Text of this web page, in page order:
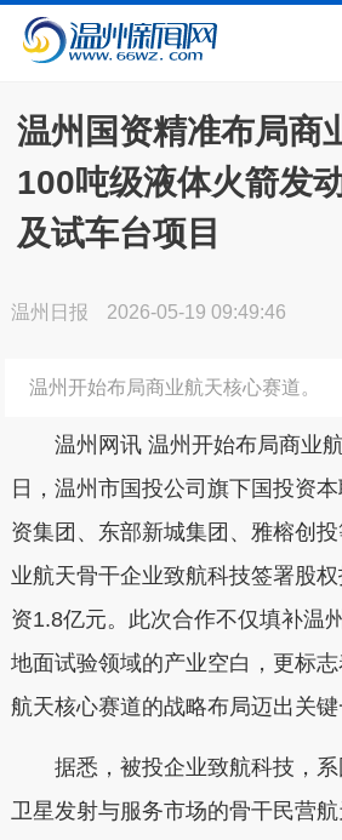
温州国资精准布局商
100吨级液体火箭发
及试车台项目
温州日报 2026-05-19 09:49:46
温州开始布局商业航天核心赛道。
温州网讯 温州开始布局商业航
日，温州市国投公司旗下国投资
资集团、东部新城集团、雅榕创
业航天骨干企业致航科技签署股
资1.8亿元。此次合作不仅填补温
地面试验领域的产业空白，更标
航天核心赛道的战略布局迈出关键
据悉，被投企业致航科技，系
卫星发射与服务市场的骨干民营